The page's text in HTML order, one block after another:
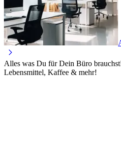
Alles was Du für Dein Büro
Lebensmittel, Kaffee & mehr!